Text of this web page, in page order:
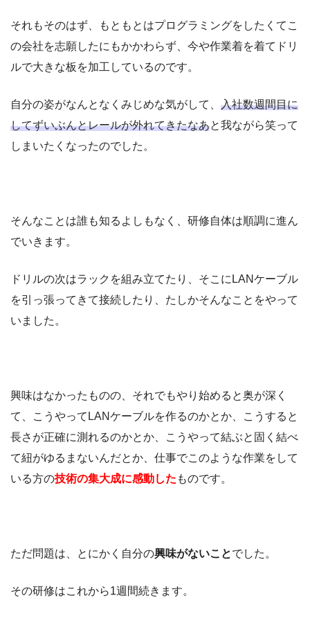
それもそのはず、もともとはプログラミングをしたくてこ
の会社を志願したにもかかわらず、今や作業着を着てドリ
ルで大きな板を加工しているのです。
自分の姿がなんとなくみじめな気がして、 入社数週間目に
してずいぶんとレールが外れてきたなあと我ながら笑って
しまいたくなったのでした。
そんなことは誰も知るよしもなく、研修自体は順調に進ん
でいきます。
ドリルの次はラックを組み立てたり、そこにLANケーブル
を引っ張ってきて接続したり、たしかそんなことをやって
いました。
興味はなかったものの、それでもやり始めると奥が深く
て、こうやってLANケーブルを作るのかとか、こうすると
長さが正確に測れるのかとか、こうやって結ぶと固く結べ
て紐がゆるまないんだとか、仕事でこのような作業をして
いる方の技術の集大成に感動した ものです。
ただ問題は、とにかく自分の興味がないことでした。
その研修はこれから1週間続きます。